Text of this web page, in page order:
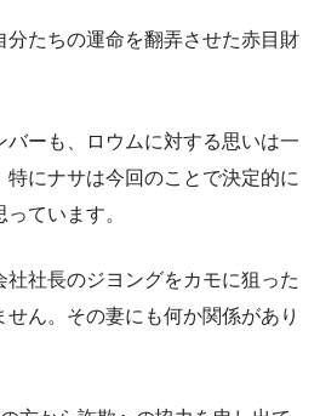
分たちの運命を翻弄させた赤目財
バーも、ロウムに対する思いは一
にナサは今回のことで決定的に
ています。
社社長のジヨングをカモに狙った
ん。その妻にも何か関係があり